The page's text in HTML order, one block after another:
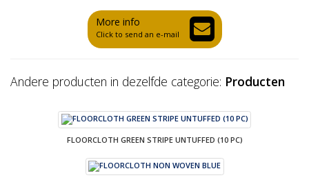
More info
Click to send an e-mail
Andere producten in dezelfde categorie: Producten
FLOORCLOTH GREEN STRIPE UNTUFFED (10 PC)